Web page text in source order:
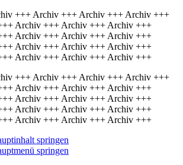
+++ Archiv +++ Archiv +++ Archiv +++
Archiv +++ Archiv +++ Archiv +++
Archiv +++ Archiv +++ Archiv +++
Archiv +++ Archiv +++ Archiv +++
Archiv +++ Archiv +++ Archiv +++
+++ Archiv +++ Archiv +++ Archiv +++
Archiv +++ Archiv +++ Archiv +++
Archiv +++ Archiv +++ Archiv +++
Archiv +++ Archiv +++ Archiv +++
Archiv +++ Archiv +++ Archiv +++
springen
springen